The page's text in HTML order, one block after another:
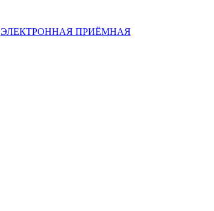
ЭЛЕКТРОННАЯ ПРИЁМНАЯ